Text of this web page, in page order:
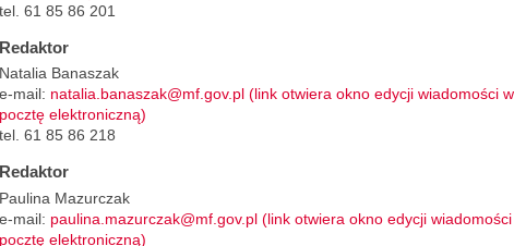
tel. 61 85 86 201
Redaktor
Natalia Banaszak
e-mail: natalia.banaszak@mf.gov.pl (link otwiera okno edycji wiadomości
pocztę elektroniczną)
tel. 61 85 86 218
Redaktor
Paulina Mazurczak
e-mail: paulina.mazurczak@mf.gov.pl (link otwiera okno edycji
pocztę elektroniczną)